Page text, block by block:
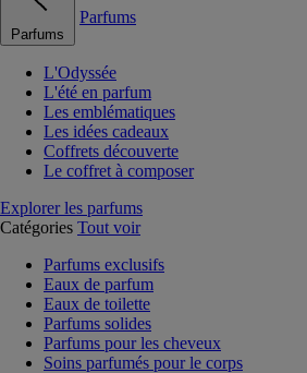
Parfums
Parfums
L'Odyssée
L'été en parfum
Les emblématiques
Les idées cadeaux
Coffrets découverte
Le coffret à composer
Explorer les parfums
Catégories Tout voir
Parfums exclusifs
Eaux de parfum
Eaux de toilette
Parfums solides
Parfums pour les cheveux
Soins parfumés pour le corps